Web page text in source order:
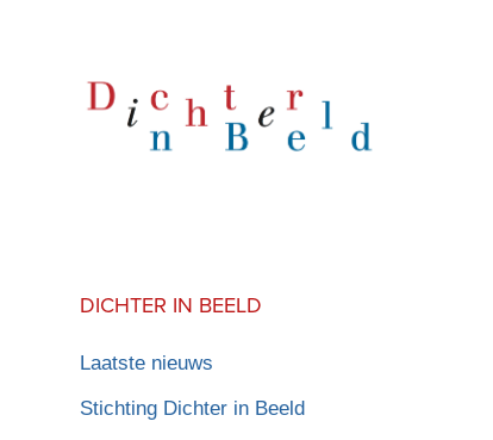
DICHTER IN BEELD
Laatste nieuws
Stichting Dichter in Beeld